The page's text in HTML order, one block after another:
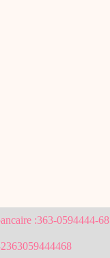
:363-0594444-68